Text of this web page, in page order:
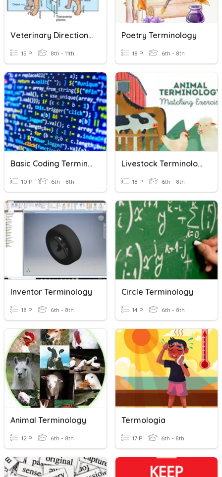
Veterinary Directional Terminology
15 P 8th - 11th
Poetry Terminology
18 P 6th - 8th
Basic Coding Terminology
10 P 6th - 8th
Livestock Terminology
18 P 6th - 8th
Inventor Terminology
18 P 6th - 8th
Circle Terminology
14 P 6th - 8th
Animal Terminology
12 P 6th - 8th
Termologia
17 P 6th - 8th